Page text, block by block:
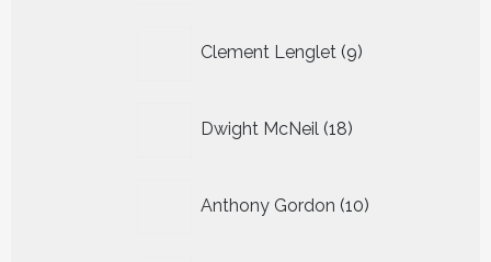
Clement Lenglet 9
producten
Dwight McNeil 18
producten
Anthony Gordon 10
producten